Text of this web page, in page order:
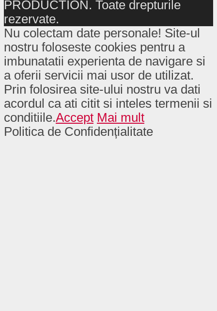
PRODUCTION. Toate drepturile
rezervate.
Nu colectam date personale! Site-ul
nostru foloseste cookies pentru a
imbunatatii experienta de navigare si
a oferii servicii mai usor de utilizat.
Prin folosirea site-ului nostru va dati
acordul ca ati citit si inteles termenii si
conditiile.Accept Mai mult
Politica de Confidențialitate